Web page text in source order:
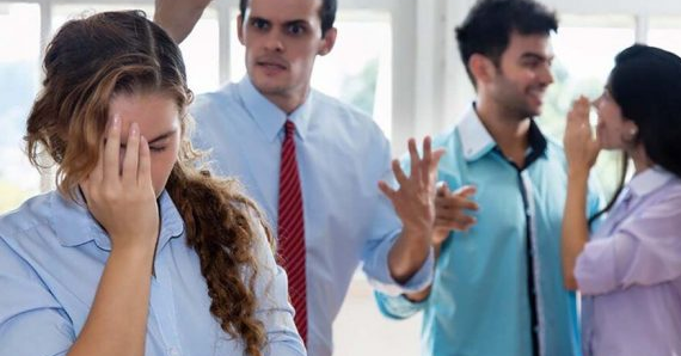
Concediul de
Legale pentru
Refuzul concediului de odihnă
muncă. Acest articol
byEchipa Editoriala 21 aprilie 2026